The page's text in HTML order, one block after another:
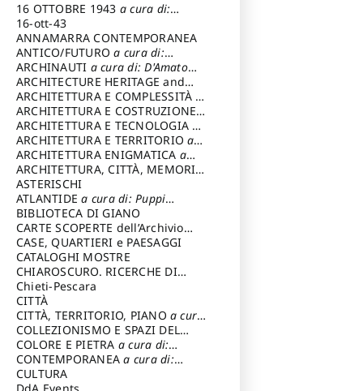
16 OTTOBRE 1943 a cura di:
Pezzetti Marcello
16-ott-43
ANNAMARRA CONTEMPORANEA
ANTICO/FUTUROa cura di:
Varagnoli Claudio
ARCHINAUTI a cura di: D'Amato
Claudio
ARCHITECTURE HERITAGE and
DESIGN
ARCHITETTURA E COMPLESSITÀ a
cura di: Piva Antonio
ARCHITETTURA E COSTRUZIONEa
cura di: Poretti Sergio
ARCHITETTURA E TECNOLOGIA a
cura di: Carrara Gianfranco
ARCHITETTURA E TERRITORIOa
cura di: Pietrogrande Enrico
ARCHITETTURA ENIGMATICA a
cura di: Lenci Ruggero
ARCHITETTURA, CITTÀ, MEMORIA
a cura di: Valeriani Enrico
ASTERISCHI
ATLANTIDEa cura di: Puppi
Lionello
BIBLIOTECA DI GIANO
CARTE SCOPERTE dell’Archivio
Storico Capitolino
CASE, QUARTIERI e PAESAGGI
CATALOGHI MOSTRE
CHIAROSCURO. RICERCHE DI
STORIA E STORIA DELL'ARTE
cura di: Di Carpegna Falconieri
Tommaso
Chieti-Pescara
CITTÀ
CITTÀ, TERRITORIO, PIANO a cura
di: Imbesi Giuseppe
COLLEZIONISMO E SPAZI DEL
COLLEZIONISMO a cura di:
Magnani Lauro
COLORE E PIETRA a cura di:
Selvaggi Giuseppe
CONTEMPORANEAa cura di:
Gubinelli Luna
CULTURA